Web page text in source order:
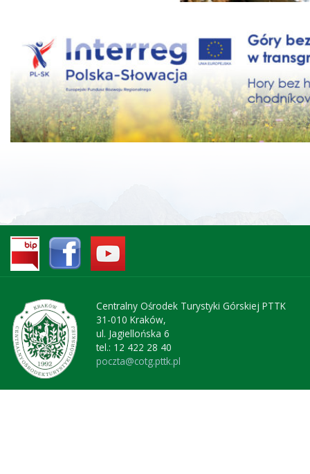
Centralny Ośrodek Turystyki Górskiej PTTK
31-010 Kraków,
ul. Jagiellońska 6
tel.: 12 422 28 40
poczta@cotg.pttk.pl